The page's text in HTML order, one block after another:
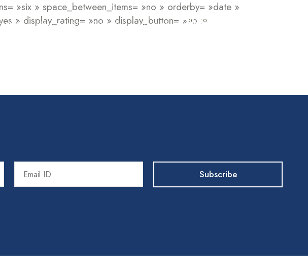
Hommes Sante La maison 0 0
»six » space_between_items= »no » orderby= »date »
» display_rating= »no » display_button= »no »